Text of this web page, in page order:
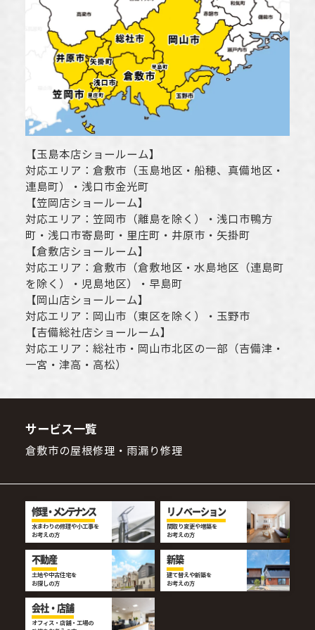
【玉島本店ショールーム】
対応エリア： 倉敷市 （玉島地区・船穂、真備地区・
連島町）・ 浅口市金光町
【笠岡店ショールーム】
対応エリア： 笠岡市（離島を除く） ・ 浅口市鴨方
町・ 浅口市寄島町・里庄町・ 井原市 ・矢掛町
【倉敷店ショールーム】
対応エリア： 倉敷市 （倉敷地区・水島地区（連島町
を除く）・児島地区）・早島町
【 岡山店ショールーム】
対応エリア： 岡山市 （東区を除く）・玉野市
【吉備総社店ショールーム】
対応エリア： 総社市 ・ 岡山市北区の一部（吉備津・
一宮・津高・高松）
サービス一覧
倉敷市の屋根修理・雨漏り修理
修理・メンテナンス
水まわりの修理や小工事を
お考えの方
リノベーション
間取り変更や増築を
お考えの方
不動産
土地や中古住宅を
お探しの方
新築
建て替えや新築を
お考えの方
会社・店舗
オフィス・店舗・工場の